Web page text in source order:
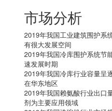
市场分析
2019年我国工业建筑围护系
有很大发展空间
2019年我国冷库围护系统节
速发展时期
2019年我国冷库行业容量呈
在华东地区
2019年我国赖氨酸行业出口
剂为主要应用领域